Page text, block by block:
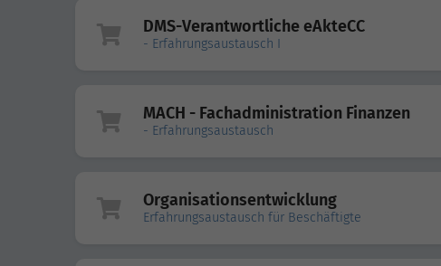
DMS-Verantwortliche eAkteCC
- Erfahrungsaustausch I
MACH - Fachadministration Finanzen
- Erfahrungsaustausch
Organisationsentwicklung
Erfahrungsaustausch für Beschäftigte